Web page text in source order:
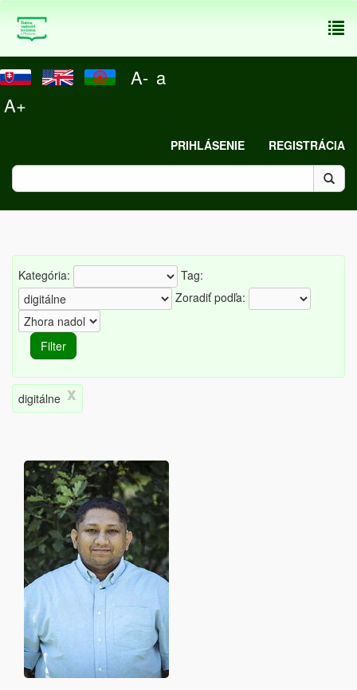
A- a
A+
PRIHLÁSENIE REGISTRÁCIA
Kategória:
Tag:
Zoradiť podľa:
digitálne x